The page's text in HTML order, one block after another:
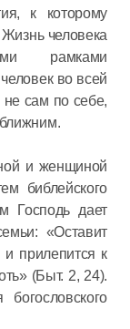
к которому
человека
рамками
во всей
не сам по себе,
и женщиной
библейского
Господь дает
«Оставит
прилепится к
(Быт. 2, 24).